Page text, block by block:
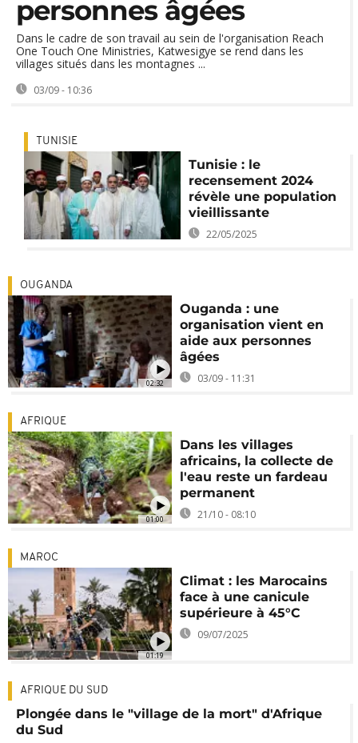
personnes âgées
Dans le cadre de son travail au sein de l'organisation Reach
One Touch One Ministries, Katwesigye se rend dans les
villages situés dans les montagnes ...
03/09 - 10:36
TUNISIE
Tunisie : le
recensement 2024
révèle une population
vieillissante
22/05/2025
02:32
OUGANDA
Ouganda : une
organisation vient en
aide aux personnes
âgées
03/09 - 11:31
01:00
AFRIQUE
Dans les villages
africains, la collecte de
l'eau reste un fardeau
permanent
21/10 - 08:10
01:19
MAROC
Climat : les Marocains
face à une canicule
supérieure à 45°C
09/07/2025
AFRIQUE DU SUD
Plongée dans le "village de la mort" d'Afrique
du Sud